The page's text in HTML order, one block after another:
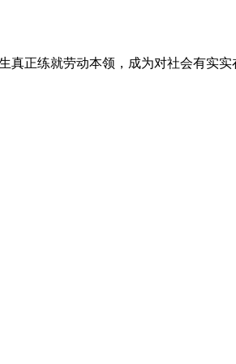
正练就劳动本领，成为对社会有实实